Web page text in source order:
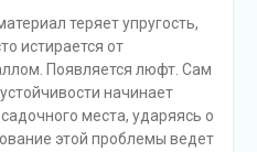
теряет упругость,
истирается от
Появляется люфт. Сам
начинает
места, ударяясь о
этой проблемы ведет